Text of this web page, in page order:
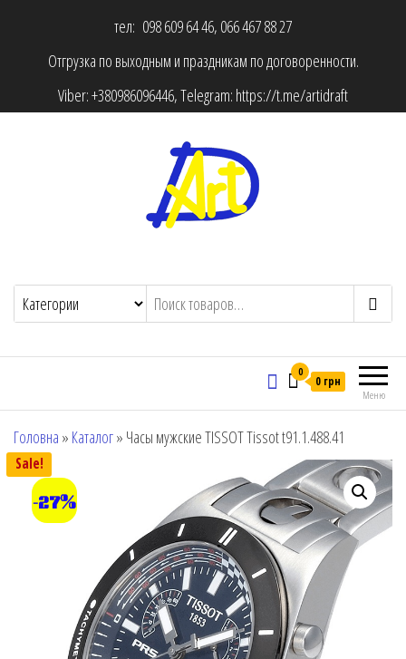
тел: 098 609 64 46, 066 467 88 27
Отгрузка по выходным и праздникам по договоренности.
Viber:+380986096446, Telegram: https://t.me/artidraft
Меню
0
0 грн
Головна » Каталог» Часы мужские TISSOT Tissot t91.1.488.41
Sale!
-27%